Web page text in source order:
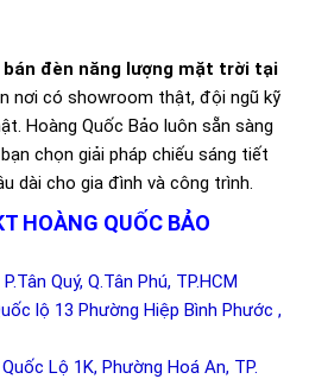
đèn năng lượng mặt trời tại
nơi có showroom thật, đội ngũ kỹ
Hoàng Quốc Bảo luôn sẵn sàng
chọn giải pháp chiếu sáng tiết
dài cho gia đình và công trình.
HOÀNG QUỐC BẢO
Quý, Q.Tân Phú, TP.HCM
lộ 13 Phường Hiệp Bình Phước ,
Lộ 1K, Phường Hoá An, TP.